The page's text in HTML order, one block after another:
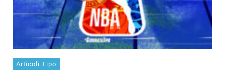
Articoli Tipo